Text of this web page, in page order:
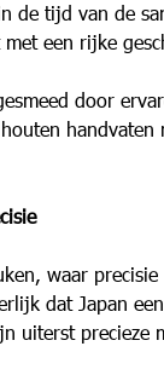
de tijd van de
een rijke
door
waar
dat Japan
uiterst precieze